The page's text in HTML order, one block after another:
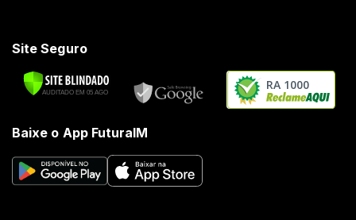
Site Seguro
RA 1000
Baixe o App FuturaIM